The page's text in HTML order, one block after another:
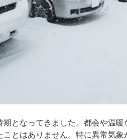
となってきました。都会や温
とはありません。特に異常気